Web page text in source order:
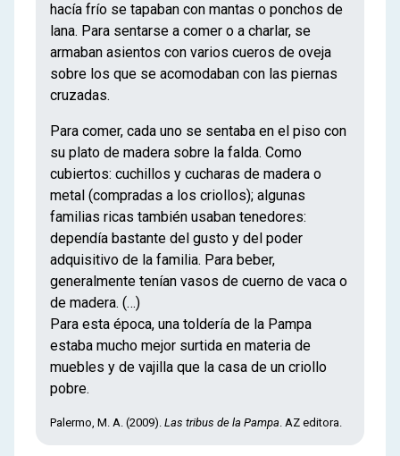
hacía frío se tapaban con mantas o ponchos de
lana. Para sentarse a comer o a charlar, se
armaban asientos con varios cueros de oveja
sobre los que se acomodaban con las piernas
cruzadas.
Para comer, cada uno se sentaba en el piso con
su plato de madera sobre la falda. Como
cubiertos: cuchillos y cucharas de madera o
metal (compradas a los criollos); algunas
familias ricas también usaban tenedores:
dependía bastante del gusto y del poder
adquisitivo de la familia. Para beber,
generalmente tenían vasos de cuerno de vaca o
de madera. (…)
Para esta época, una toldería de la Pampa
estaba mucho mejor surtida en materia de
muebles y de vajilla que la casa de un criollo
pobre.
Palermo, M. A. (2009). Las tribus de la Pampa. AZ editora.